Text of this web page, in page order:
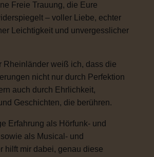
Freie Trauung, die Eure
– voller Liebe, echter
Leichtigkeit und unvergesslicher
Rheinländer weiß ich, dass die
nicht nur durch Perfektion
auch durch Ehrlichkeit,
Geschichten, die berühren.
Erfahrung als Hörfunk- und
als Musical- und
hilft mir dabei, genau diese